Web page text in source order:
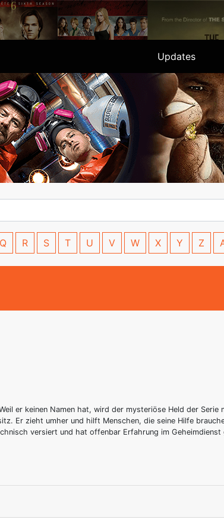
Updates
Q R S T U V W X Y Z
er keinen Namen hat, wird der mysteriöse Held der Serie
Er zieht umher und hilft Menschen, die seine Hilfe
versiert und hat offenbar Erfahrung im